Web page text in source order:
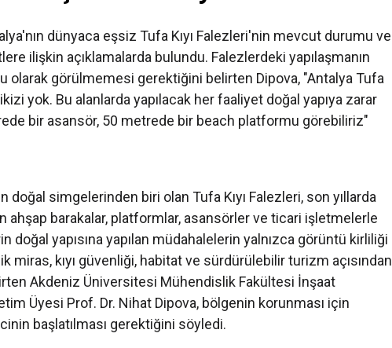
dünyaca eşsiz Tufa Kıyı Falezleri'nin mevcut durumu ve
ilişkin açıklamalarda bulundu. Falezlerdeki yapılaşmanın
olarak görülmemesi gerektiğini belirten Dipova, "Antalya Tufa
yok. Bu alanlarda yapılacak her faaliyet doğal yapıya zarar
bir asansör, 50 metrede bir beach platformu görebiliriz"
doğal simgelerinden biri olan Tufa Kıyı Falezleri, son yıllarda
ahşap barakalar, platformlar, asansörler ve ticari işletmelerle
doğal yapısına yapılan müdahalelerin yalnızca görüntü kirliliği
miras, kıyı güvenliği, habitat ve sürdürülebilir turizm açısından
Akdeniz Üniversitesi Mühendislik Fakültesi İnşaat
Üyesi Prof. Dr. Nihat Dipova, bölgenin korunması için
başlatılması gerektiğini söyledi.